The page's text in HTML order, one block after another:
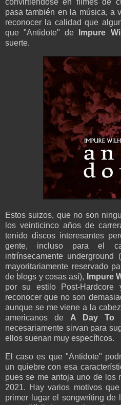
pasa también en la música, a
reconocer la calidad que
que "Antidote" de
Impure
suerte.
Estos suizos, que no son
los veinticinco años de
tenido discos interesantes
gente, incluso para el
intrínsecamente
mayoritariamente reservado
de blogs y cosas así),
Impure
por su estilo Post-
reconocer que no son
aunque se me viene a la
americanos de A Day To
necesariamente sirvan para
ellos suenan muy específicos.
El caso es que "Antidote"
un quiebre con esa
pues se me antoja uno de los
2021. Hay varios motivos
primer lugar el songwriting de